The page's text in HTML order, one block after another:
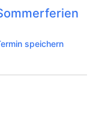
speichern